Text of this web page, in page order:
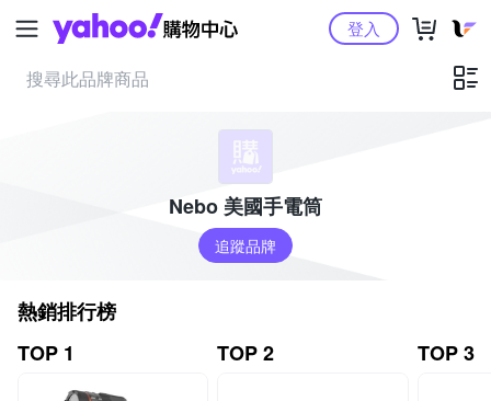
Yahoo購物中心登入
Nebo 美國手電筒
追蹤品牌
熱銷排行榜
TOP 1
TOP 2 TOP 3